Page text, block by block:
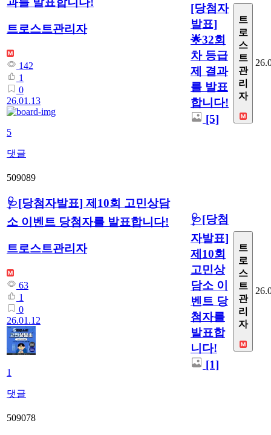
트로스트관리자
142
1
0
26.01.13
5
댓글
[당첨자
발표]
🌟32회
차 등급
제 결과
를 발표
합니다!
[5]
트
로
스
트
관
리
자
509089
🩺[당첨자발표] 제10회 고민상담
소 이벤트 당첨자를 발표합니다!
트로스트관리자
63
1
0
26.01.12
1
댓글
🩺[당첨
자발표]
제10회
고민상
담소 이
벤트 당
첨자를
발표합
니다!
[1]
트
로
스
트
관
리
자
509078